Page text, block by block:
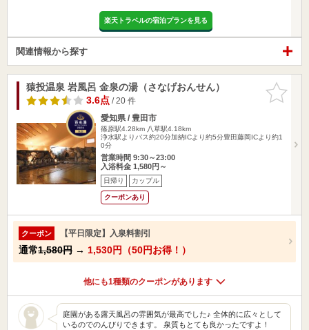
楽天トラベルの宿泊プランを見る
関連情報から探す
お気に入
りに追加
猿投温泉 岩風呂 金泉の湯（さなげおんせん）
3.6点/ 20 件
愛知県 / 豊田市
篠原駅4.28km 八草駅4.18km
浄水駅よりバス約20分加納ICより約5分豊田藤岡ICより約1
0分
営業時間 9:30～23:00
入浴料金 1,580円～
日帰り カップル
クーポンあり
クーポン 【平日限定】入泉料割引
通常1,580円 → 1,530円（50円お得！）
他にも1種類のクーポンがあります
庭園がある露天風呂の雰囲気が最高でした♪ 全体的に広々として
いるのでのんびりできます。 泉質もとても良かったですよ！